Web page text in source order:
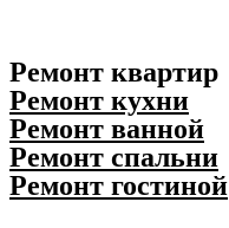
Ремонт квартир
Ремонт кухни
Ремонт ванной
Ремонт спальни
Ремонт гостиной